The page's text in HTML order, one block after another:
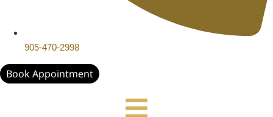
905-470-2998
Book Appointment